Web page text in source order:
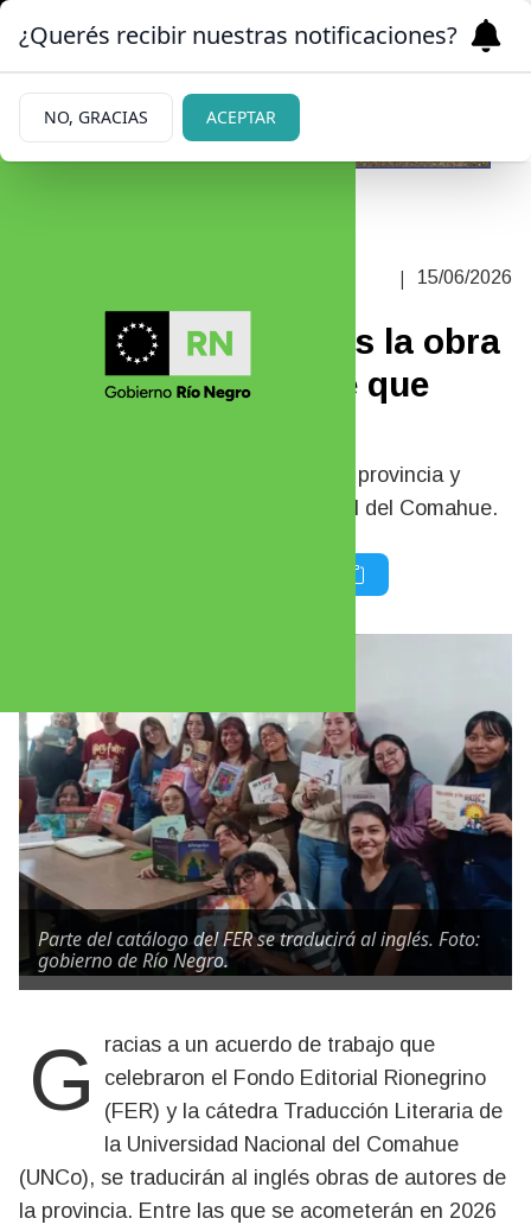
| 15/06/2026
Se traducirá al inglés la obra
de una barilochense que
Acuerdo entre el sello público de la provincia y
cátedras de la Universidad Nacional del Comahue.
Parte del catálogo del FER se traducirá al inglés. Foto:
gobierno de Río Negro.
Gracias a un acuerdo de trabajo que
celebraron el Fondo Editorial Rionegrino
(FER) y la cátedra Traducción Literaria de
la Universidad Nacional del Comahue
(UNCo), se traducirán al inglés obras de autores de
la provincia. Entre las que se acometerán en 2026
¿Querés recibir nuestras notificaciones?
NO, GRACIAS ACEPTAR